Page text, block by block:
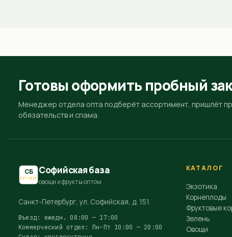
Готовы оформить пробный
Менеджер отдела опта подберёт ассортимент, пришлёт
обязательств и спама.
СБ
EST.2015
Софийская база
овощи и фрукты оптом
Санкт-Петербург, ул. Софийская, д. 151
Въезд: ежедн. 08:00 — 17:00
Коммерческий отдел: Пн–Пт 10:00 — 20:00
КАТАЛОГ
Экзотика
Корнеплоды
Фруктовые
Зелень
Овощи